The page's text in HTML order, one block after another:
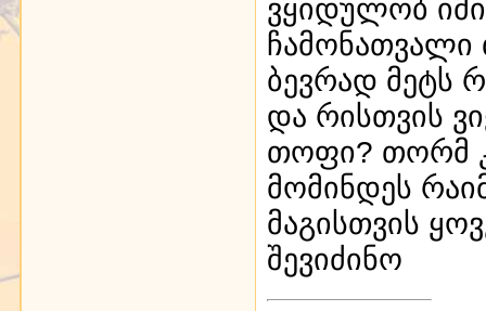
ვყიდულობ
ჩამონათვალი
ბევრად მეტს
და რისთვის
თოფი? თორმ
მომინდეს
მაგისთვის
შევიძინო